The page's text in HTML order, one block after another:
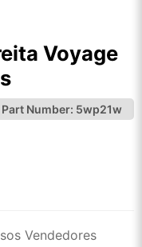
Voyage
Part Number: 5wp21w
Vendedores